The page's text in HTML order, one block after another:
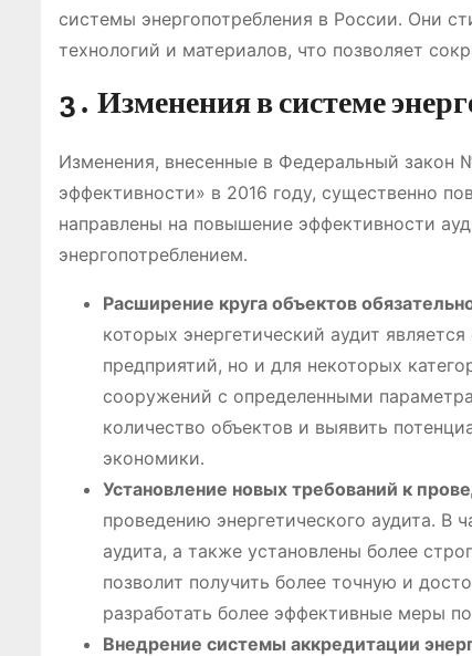
системы энергопотребления в России․ Они
технологий и материалов, что позволяет
3․ Изменения в системе
Изменения, внесенные в Федеральный
эффективности» в 2016 году, существенно
направлены на повышение эффективности
энергопотреблением․
Расширение круга объектов
которых энергетический аудит
предприятий, но и для некоторых
сооружений с определенными
количество объектов и выявить
экономики․
Установление новых требований к
проведению энергетического аудита․
аудита, а также установлены более
позволит получить более точную и
разработать более эффективные меры
Внедрение системы аккредитации